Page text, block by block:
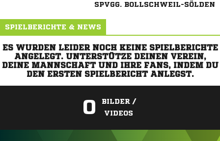
SPVGG. BOLLSCHWEIL-SÖLDEN
SPIELBERICHTE & NEWS
ES WURDEN LEIDER NOCH KEINE SPIELBERICHTE
ANGELEGT. UNTERSTÜTZE DEINEN VEREIN,
DEINE MANNSCHAFT UND IHRE FANS, INDEM DU
DEN ERSTEN SPIELBERICHT ANLEGST.
0
BILDER /
VIDEOS